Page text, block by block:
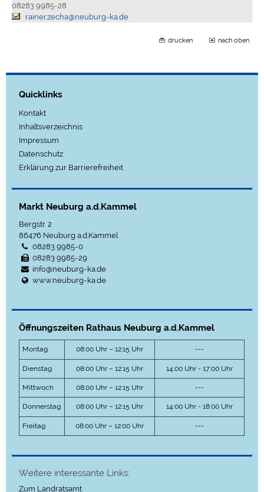
08283 9985-28
rainer.zecha@neuburg-ka.de
drucken nach oben
Quicklinks
Kontakt
Inhaltsverzeichnis
Impressum
Datenschutz
Erklärung zur Barrierefreiheit
Markt Neuburg a.d.Kammel
Bergstr. 2
86476 Neuburg a.d.Kammel
08283 9985-0
08283 9985-29
info@neuburg-ka.de
www.neuburg-ka.de
Öffnungszeiten Rathaus Neuburg a.d.Kammel
Montag 08:00 Uhr – 12:15 Uhr ---
Dienstag 08:00 Uhr – 12:15 Uhr 14:00 Uhr - 17:00 Uhr
Mittwoch 08:00 Uhr – 12:15 Uhr ---
Donnerstag 08:00 Uhr – 12:15 Uhr 14:00 Uhr - 18:00 Uhr
Freitag 08:00 Uhr – 12:00 Uhr ---
Weitere interessante Links:
Zum Landratsamt